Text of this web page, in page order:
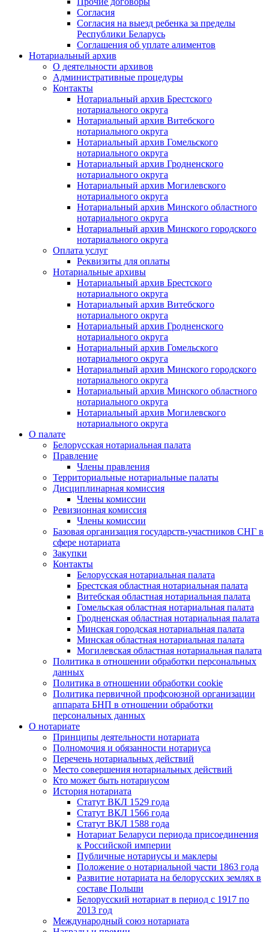
Согласия
Согласия на выезд ребенка за пределы
Республики Беларусь
Соглашения об уплате алиментов
Нотариальный архив
О деятельности архивов
Административные процедуры
Контакты
Нотариальный архив Брестского
нотариального округа
Нотариальный архив Витебского
нотариального округа
Нотариальный архив Гомельского
нотариального округа
Нотариальный архив Гродненского
нотариального округа
Нотариальный архив Могилевского
нотариального округа
Нотариальный архив Минского областного
нотариального округа
Нотариальный архив Минского городского
нотариального округа
Оплата услуг
Реквизиты для оплаты
Нотариальные архивы
Нотариальный архив Брестского
нотариального округа
Нотариальный архив Витебского
нотариального округа
Нотариальный архив Гродненского
нотариального округа
Нотариальный архив Гомельского
нотариального округа
Нотариальный архив Минского городского
нотариального округа
Нотариальный архив Минского областного
нотариального округа
Нотариальный архив Могилевского
нотариального округа
О палате
Белорусская нотариальная палата
Правление
Члены правления
Территориальные нотариальные палаты
Дисциплинарная комиссия
Члены комиссии
Ревизионная комиссия
Члены комиссии
Базовая организация государств-участников СНГ в
сфере нотариата
Закупки
Контакты
Белорусская нотариальная палата
Брестская областная нотариальная палата
Витебская областная нотариальная палата
Гомельская областная нотариальная палата
Гродненская областная нотариальная палата
Минская городская нотариальная палата
Минская областная нотариальная палата
Могилевская областная нотариальная палата
Политика в отношении обработки персональных
данных
Политика в отношении обработки cookie
Политика первичной профсоюзной организации
аппарата БНП в отношении обработки
персональных данных
О нотариате
Принципы деятельности нотариата
Полномочия и обязанности нотариуса
Перечень нотариальных действий
Место совершения нотариальных действий
Кто может быть нотариусом
История нотариата
Статут ВКЛ 1529 года
Статут ВКЛ 1566 года
Статут ВКЛ 1588 года
Нотариат Беларуси периода присоединения
к Российской империи
Публичные нотариусы и маклеры
Положение о нотариальной части 1863 года
Развитие нотариата на белорусских землях в
составе Польши
Белорусский нотариат в период с 1917 по
2013 год
Международный союз нотариата